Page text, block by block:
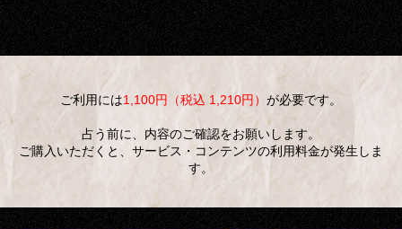
ご利用には1,100円（税込 1,210円） が必要です。
占う前に、内容のご確認をお願いします。
ご購入いただくと、サービス・コンテンツの利用料金が発生しま
す。